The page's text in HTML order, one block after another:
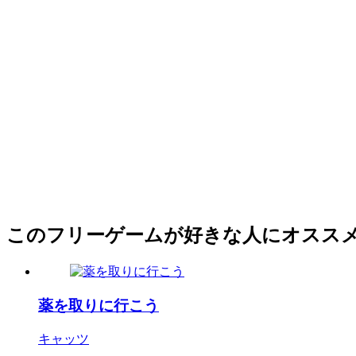
このフリーゲームが好きな人にオスス
薬を取りに行こう
キャッツ